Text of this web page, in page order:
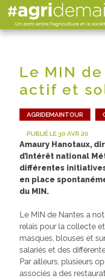
Le MIN
actif et
AGRIDEMAINTOUR
PUBLIÉ LE 30 AVR 20
Amaury Hanotaux,
d’intérêt national
différentes
en place
du MIN.
Le MIN de Nantes a
relais pour la collecte
masques, blouses et
salariés et des
Par ailleurs, plusieurs
associés à des